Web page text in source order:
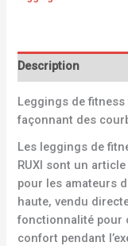
Description
Leggings de fitness
façonnant des
Les leggings de
RUXI sont un
pour les amateurs
haute, vendu
fonctionnalité pour
confort pendant